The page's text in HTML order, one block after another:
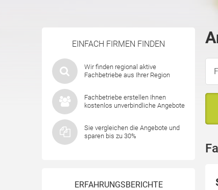
EINFACH FIRMEN FINDEN
Wir finden regional aktive
Fachbetriebe aus Ihrer Region
Fachbetriebe erstellen Ihnen
kostenlos unverbindliche Angebote
Sie vergleichen die Angebote und
sparen bis zu 30%
ERFAHRUNGSBERICHTE